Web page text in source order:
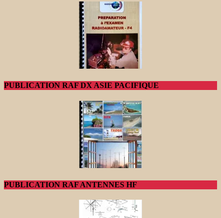
PUBLICATION RAF DX ASIE PACIFIQUE
PUBLICATION RAF ANTENNES HF